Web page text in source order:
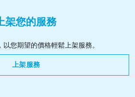
架您的服務
您期望的價格輕鬆上架服務。
上架服務